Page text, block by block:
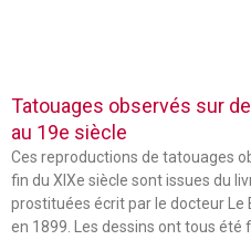
Tatouages observés sur
au 19e siècle
Ces reproductions de tatouages
fin du XIXe siècle sont issues du
prostituées écrit par le docteur Le
en 1899. Les dessins ont tous